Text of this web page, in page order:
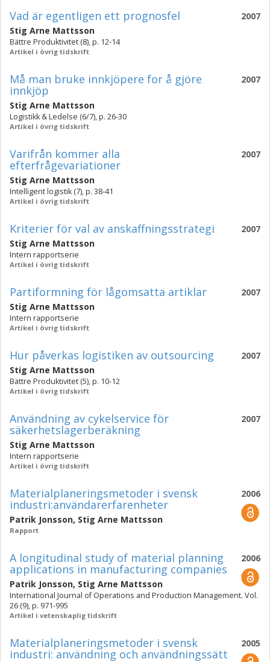
2007
Vad är egentligen ett prognosfel
Stig Arne Mattsson
Bättre Produktivitet (8), p. 12-14
Artikel i övrig tidskrift
2007
Må man bruke innkjöpere for å gjöre
innkjöp
Stig Arne Mattsson
Logistikk & Ledelse (6/7), p. 26-30
Artikel i övrig tidskrift
2007
Varifrån kommer alla
efterfrågevariationer
Stig Arne Mattsson
Intelligent logistik (7), p. 38-41
Artikel i övrig tidskrift
2007
Kriterier för val av anskaffningsstrategi
Stig Arne Mattsson
Intern rapportserie
Artikel i övrig tidskrift
2007
Partiformning för lågomsatta artiklar
Stig Arne Mattsson
Intern rapportserie
Artikel i övrig tidskrift
2007
Hur påverkas logistiken av outsourcing
Stig Arne Mattsson
Bättre Produktivitet (5), p. 10-12
Artikel i övrig tidskrift
2007
Användning av cykelservice för
säkerhetslagerberäkning
Stig Arne Mattsson
Intern rapportserie
Artikel i övrig tidskrift
2006
Materialplaneringsmetoder i svensk
industri:användarerfarenheter
Patrik Jonsson, Stig Arne Mattsson
Rapport
2006
A longitudinal study of material planning
applications in manufacturing companies
Patrik Jonsson, Stig Arne Mattsson
International Journal of Operations and Production Management. Vol.
26 (9), p. 971-995
Artikel i vetenskaplig tidskrift
2005
Materialplaneringsmetoder i svensk
industri: användning och användningssätt